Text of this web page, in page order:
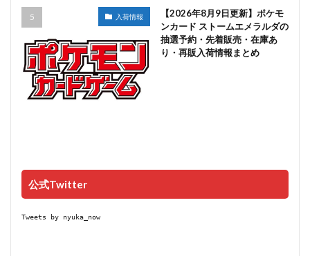
入荷情報
【2026年8月9日更新】ポケモ
ンカード ストームエメラルダの
抽選予約・先着販売・在庫あ
り・再販入荷情報まとめ
公式Twitter
Tweets by nyuka_now